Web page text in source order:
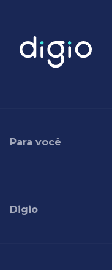
Para você
Digio